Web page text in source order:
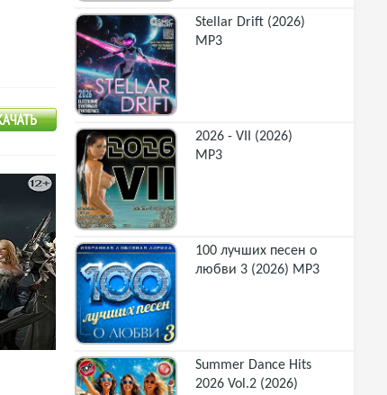
Stellar Drift (2026)
MP3
2026 - VII (2026)
MP3
100 лучших песен о
любви 3 (2026) MP3
Summer Dance Hits
2026 Vol.2 (2026)